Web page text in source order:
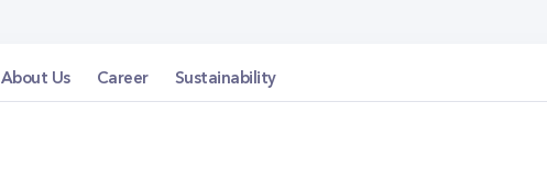
About Us Career Sustainability